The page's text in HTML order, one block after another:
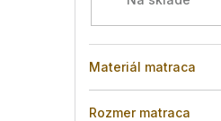
Materiál matraca
Rozmer matraca